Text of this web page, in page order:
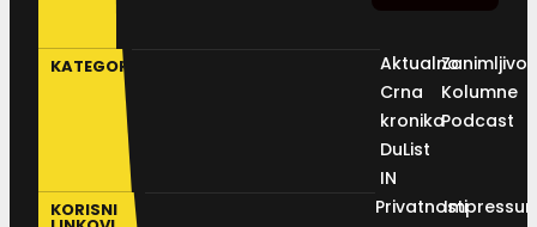
KATEGORIJE
Aktualno
Crna
kronika
DuList
IN
Kolumne
Podcast
KORISNI
Privatnosti